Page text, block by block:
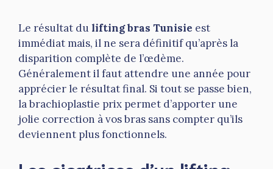
Le résultat du lifting bras Tunisie est
immédiat mais, il ne sera définitif qu’après la
disparition complète de l’œdème.
Généralement il faut attendre une année pour
apprécier le résultat final. Si tout se passe bien,
la brachioplastie prix permet d’apporter une
jolie correction à vos bras sans compter qu’ils
deviennent plus fonctionnels.